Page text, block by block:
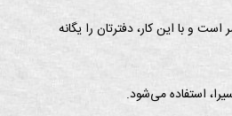
با این کار، دفترتان را یگانه
استفاده می‌شود.